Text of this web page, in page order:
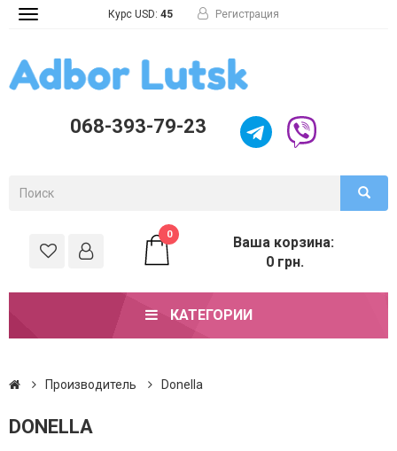
Toggle
Курс USD: 45 Регистрация
068-393-79-23
0
Ваша корзина:
0 грн.
КАТЕГОРИИ
Производитель Donella
DONELLA